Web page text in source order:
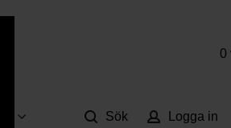
0
Sök Logga in